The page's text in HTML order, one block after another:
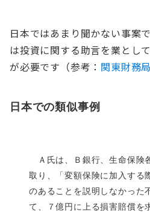
日本ではあまり聞かない事案
は投資に関する助言を業とし
が必要です（参考： 関東財務
日本での類似事例
Ａ氏は、Ｂ銀行、生命保険
取り、「変額保険に加入する
のあることを説明しなかった
て、７億円に上る損害賠償を